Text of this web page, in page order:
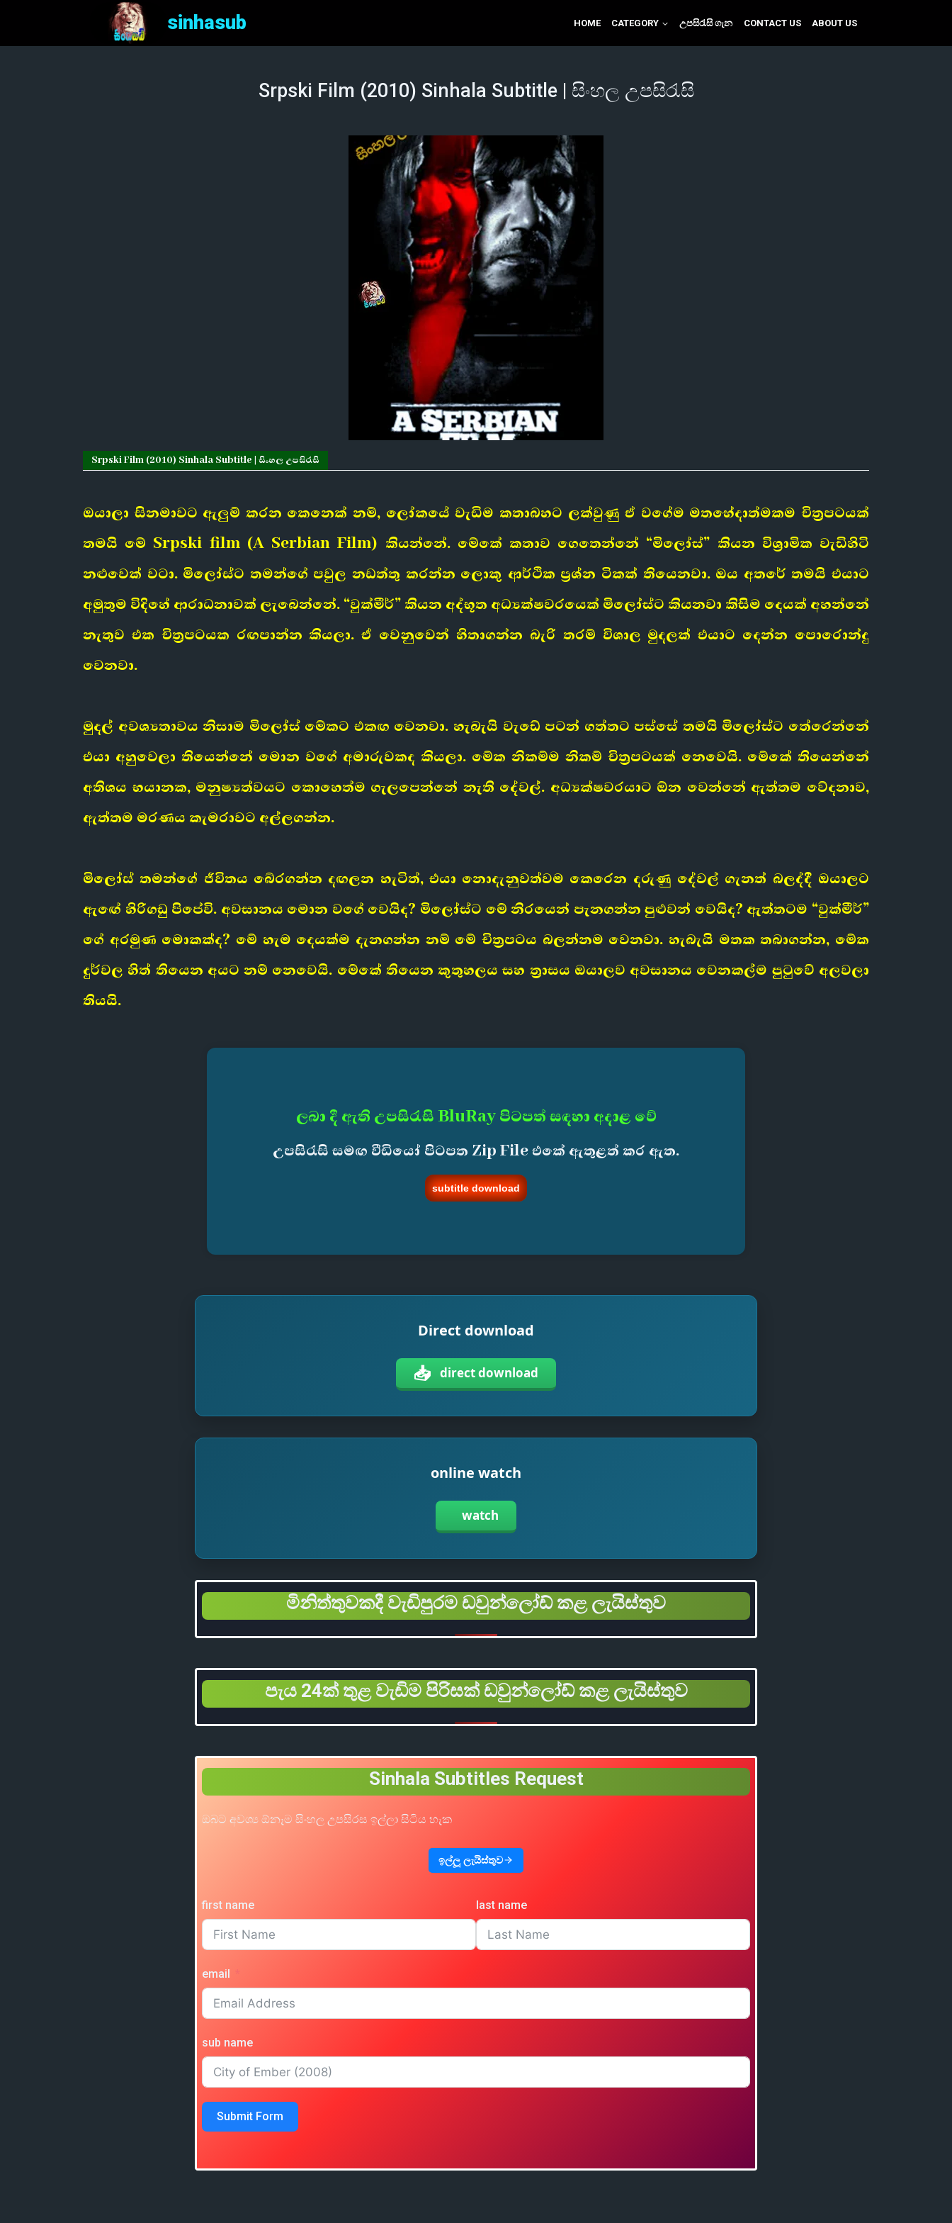
sinhasub HOME CATEGORY උපසිරැසි ගැන CONTACT US ABOUT US
Srpski Film (2010) Sinhala Subtitle | සිංහල උපසිරැසි
Srpski Film (2010) Sinhala Subtitle | සිංහල උපසිරැසි
ඔයාලා සිනමාවට ඇලුම් කරන කෙනෙක් නම්, ලෝකයේ වැඩිම කතාබහට ලක්වුණු ඒ වගේම මතභේදාත්මකම චිත්‍රපටයක්
තමයි මේ Srpski film (A Serbian Film) කියන්නේ. මේකේ කතාව ගෙතෙන්නේ “මිලෝස්” කියන විශ්‍රාමික වැඩිහිටි
නළුවෙක් වටා. මිලෝස්ට තමන්ගේ පවුල නඩත්තු කරන්න ලොකු ආර්ථික ප්‍රශ්න ටිකක් තියෙනවා. ඔය අතරේ තමයි එයාට
අමුතුම විදිහේ ආරාධනාවක් ලැබෙන්නේ. “වුක්මීර්” කියන අද්භූත අධ්‍යක්ෂවරයෙක් මිලෝස්ට කියනවා කිසිම දෙයක් අහන්නේ
නැතුව එක චිත්‍රපටයක රඟපාන්න කියලා. ඒ වෙනුවෙන් හිතාගන්න බැරි තරම් විශාල මුදලක් එයාට දෙන්න පොරොන්දු
වෙනවා.
මුදල් අවශ්‍යතාවය නිසාම මිලෝස් මේකට එකඟ වෙනවා. හැබැයි වැඩේ පටන් ගත්තට පස්සේ තමයි මිලෝස්ට තේරෙන්නේ
එයා අහුවෙලා තියෙන්නේ මොන වගේ අමාරුවකද කියලා. මේක නිකම්ම නිකම් චිත්‍රපටයක් නෙවෙයි. මේකේ තියෙන්නේ
අතිශය භයානක, මනුෂ්‍යත්වයට කොහෙත්ම ගැලපෙන්නේ නැති දේවල්. අධ්‍යක්ෂවරයාට ඕන වෙන්නේ ඇත්තම වේදනාව,
ඇත්තම මරණය කැමරාවට අල්ලගන්න.
මිලෝස් තමන්ගේ ජීවිතය බේරගන්න දඟලන හැටිත්, එයා නොදැනුවත්වම කෙරෙන දරුණු දේවල් ගැනත් බලද්දී ඔයාලට
ඇඟේ හිරිගඩු පිපේවි. අවසානය මොන වගේ වෙයිද? මිලෝස්ට මේ නිරයෙන් පැනගන්න පුළුවන් වෙයිද? ඇත්තටම “වුක්මීර්”
ගේ අරමුණ මොකක්ද? මේ හැම දෙයක්ම දැනගන්න නම් මේ චිත්‍රපටය බලන්නම වෙනවා. හැබැයි මතක තබාගන්න, මේක
දුර්වල හිත් තියෙන අයට නම් නෙවෙයි. මේකේ තියෙන කුතුහලය සහ ත්‍රාසය ඔයාලව අවසානය වෙනකල්ම පුටුවේ අලවලා
තියයි.
ලබා දී ඇති උපසිරැසි BluRay පිටපත් සඳහා අදාළ වේ
උපසිරැසි සමඟ වීඩියෝ පිටපත Zip File එකේ ඇතුළත් කර ඇත.
subtitle download
Direct download
📥 direct download
online watch
watch
මිනිත්තුවකදී වැඩිපුරම ඩවුන්ලෝඩ් කළ ලැයිස්තුව
පැය 24ක් තුළ වැඩිම පිරිසක් ඩවුන්ලෝඩ් කළ ලැයිස්තුව
Sinhala Subtitles Request
ඔබට අවශ්‍ය ඕනෑම සිංහල උපසිරස ඉල්ලා සිටිය හැක
ඉල්ලූ ලැයිස්තුව
first name last name
email
sub name
Submit Form